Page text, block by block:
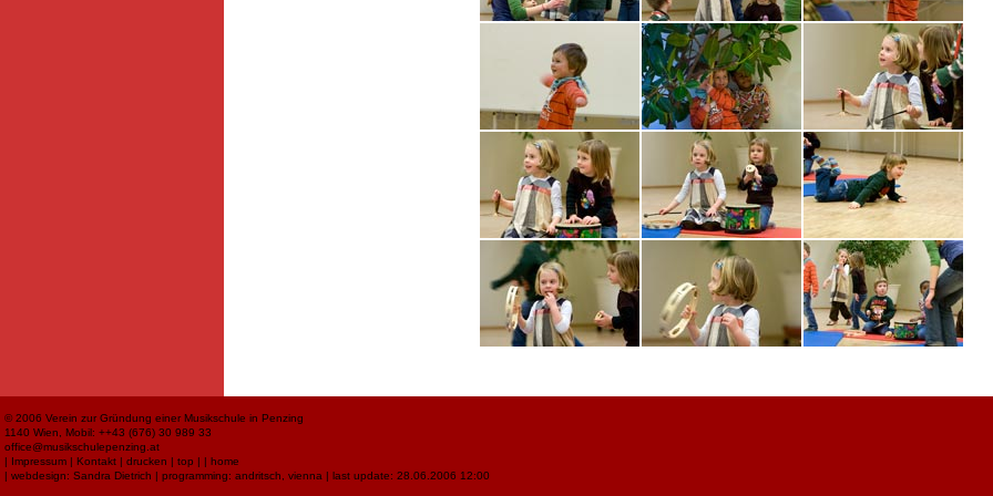
© 2006 Verein zur Gründung einer Musikschule in Penzing
1140 Wien, Mobil: ++43 (676) 30 989 33
office@musikschulepenzing.at
| Impressum | Kontakt | drucken | top | | home
| webdesign: Sandra Dietrich | programming: andritsch, vienna | last update: 28.06.2006 12:00